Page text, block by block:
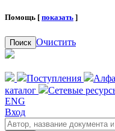
Помощь [ показать ]
Поиск Очистить
Поступления
каталог
Сетевые
ENG
Вход